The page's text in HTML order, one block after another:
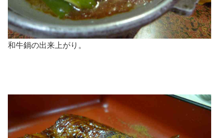
和牛鍋の出来上がり。